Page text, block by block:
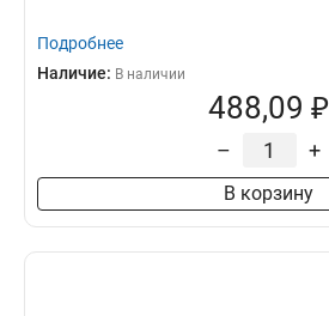
Подробнее
Наличие: В наличии
488,09 ₽
– +
В корзину